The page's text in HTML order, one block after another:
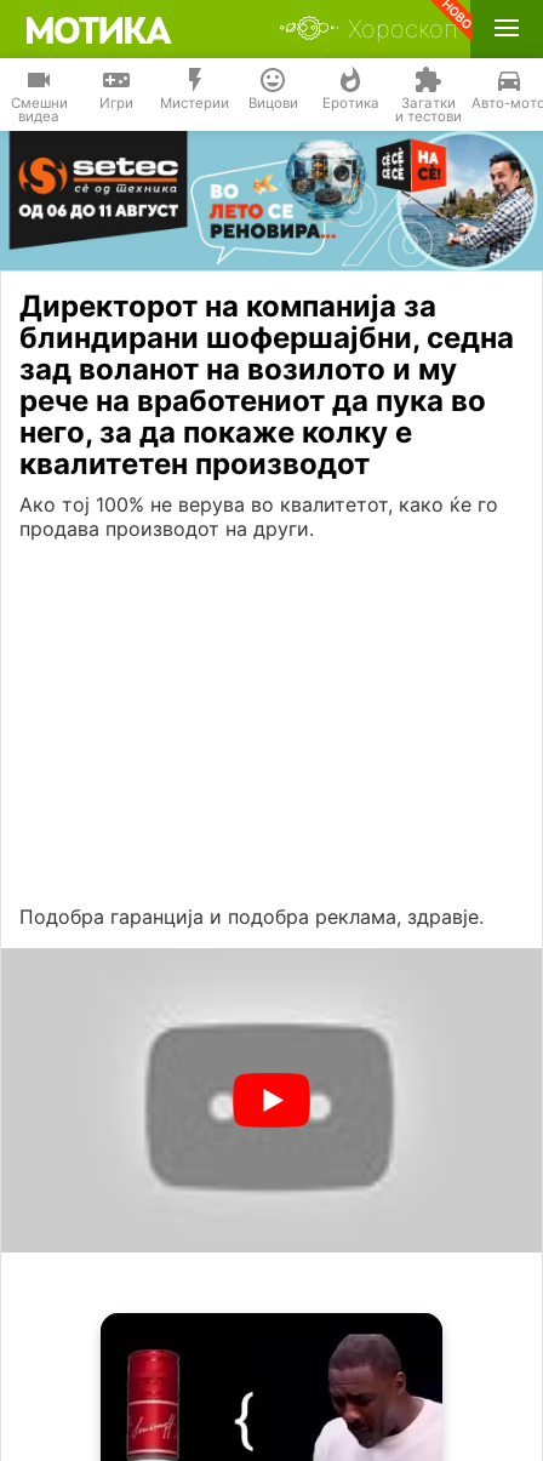
Хороскоп
Смешни
видеа
Игри Мистерии Вицови Еротика Загатки
и тестови
Авто-
Директорот на компанија за
блиндирани шофершајбни, седна
зад воланот на возилото и му
рече на вработениот да пука во
него, за да покаже колку е
квалитетен производот
Ако тој 100% не верува во квалитетот, како ќе го
продава производот на други.
Подобра гаранција и подобра реклама, здравје.